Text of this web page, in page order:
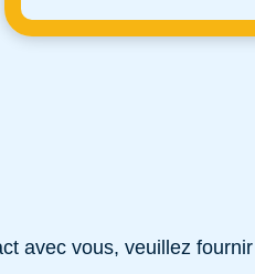
avec vous, veuillez